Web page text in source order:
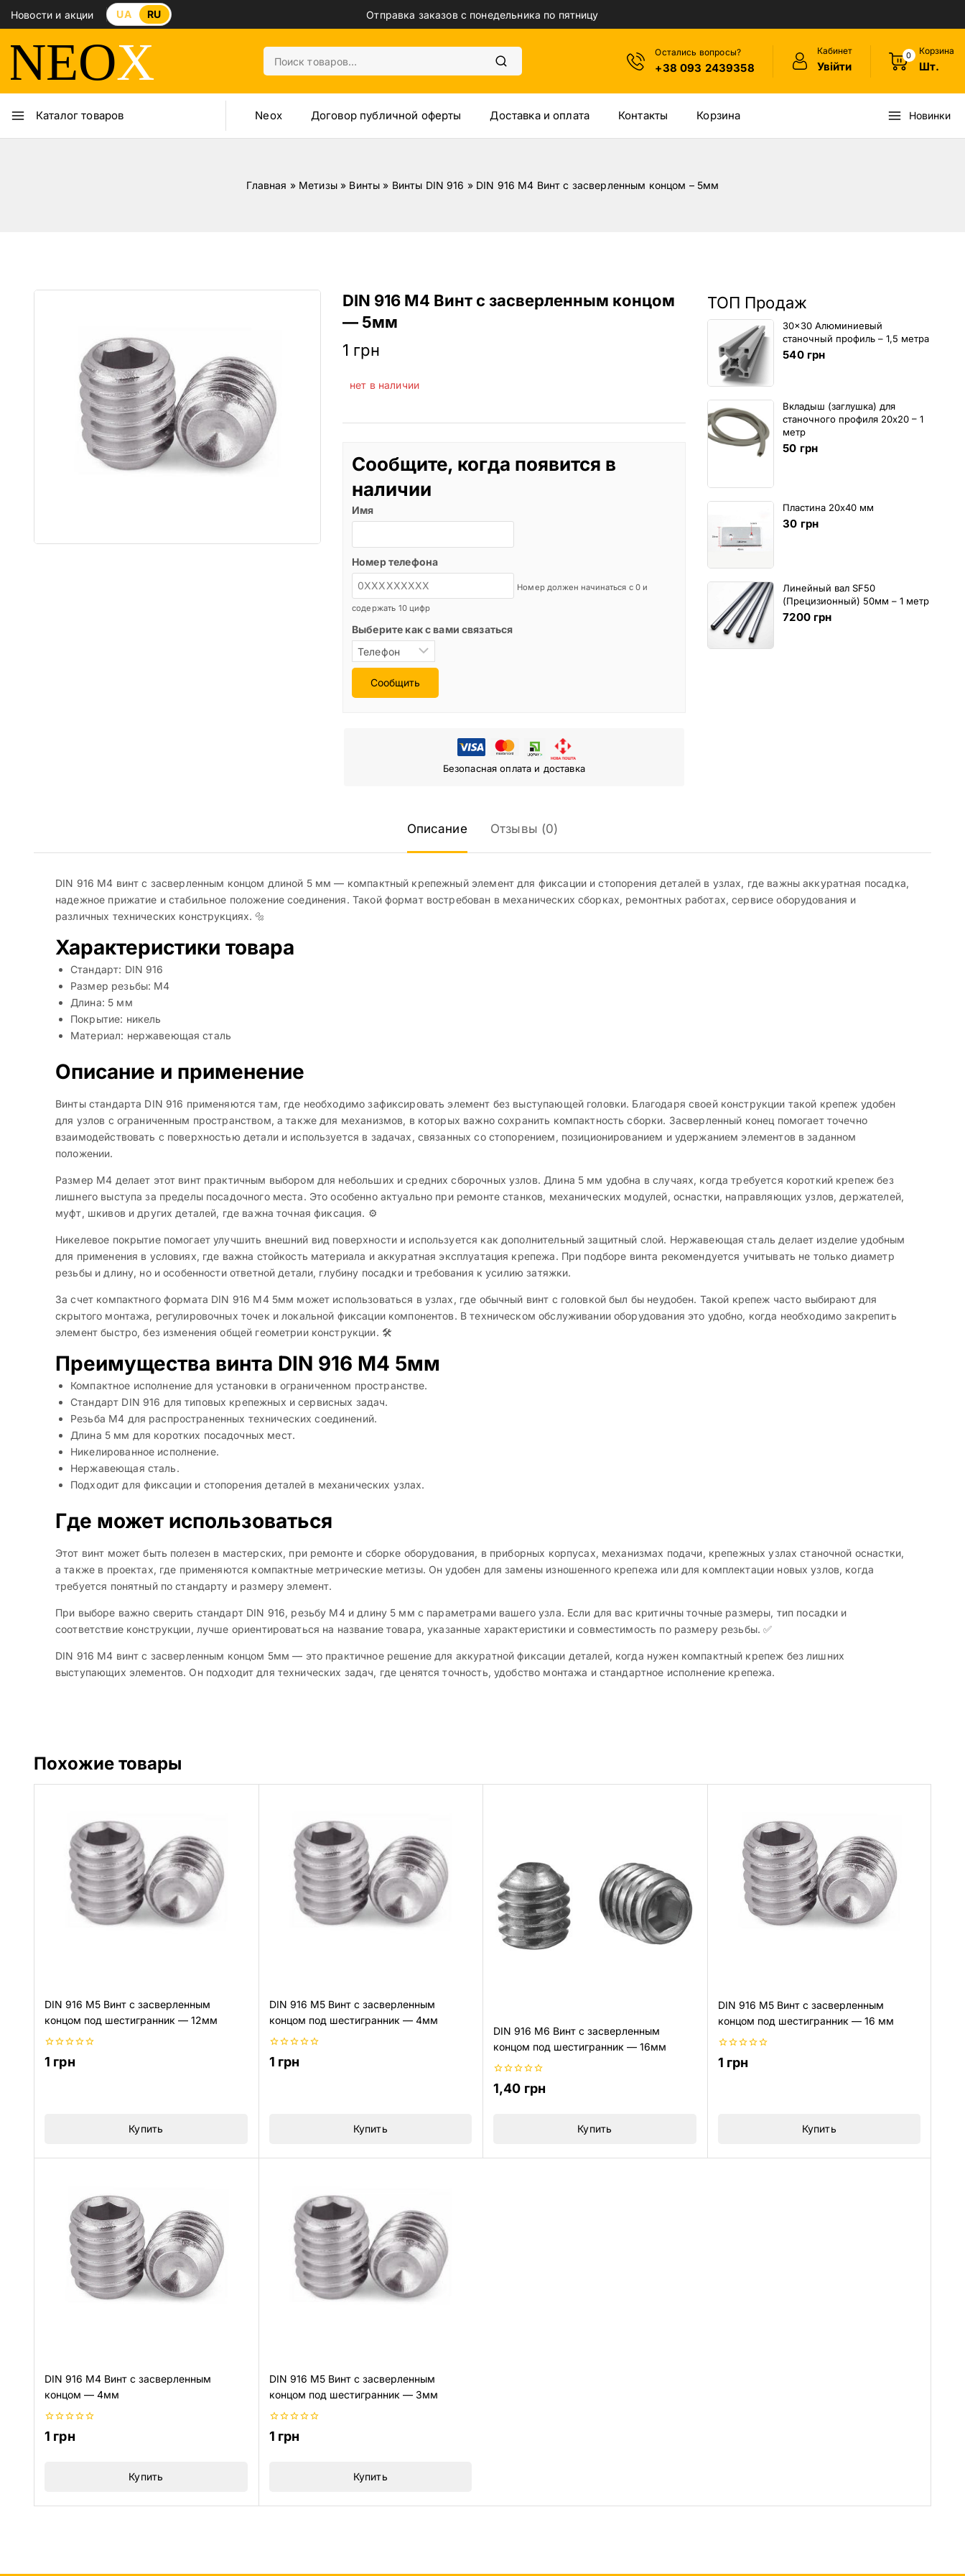
Новости и акции UA RU Отправка заказов с понедельника по пятницу
Остались вопросы?
+38 093 2439358
Кабинет
Увійти
0 Корзина
Шт.
Каталог товаров Neox Договор публичной оферты Доставка и оплата Контакты Корзина Новинки
Главная » Метизы» Винты » Винты DIN 916 » DIN 916 M4 Винт с засверленным концом – 5мм
ТОП Продаж
30x30 Алюминиевый
станочный профиль – 1,5 метра
540 грн
Вкладыш (заглушка) для
станочного профиля 20х20 – 1
метр
50 грн
Пластина 20х40 мм
30 грн
Линейный вал SF50
(Прецизионный) 50мм – 1 метр
7200 грн
DIN 916 M4 Винт с засверленным концом
— 5мм
1 грн
нет в наличии
Сообщите, когда появится в
наличии
Имя
Номер телефона
Номер должен начинаться с 0 и
содержать 10 цифр
Выберите как с вами связаться
Сообщить
Безопасная оплата и доставка
Описание Отзывы (0)
DIN 916 M4 винт с засверленным концом длиной 5 мм — компактный крепежный элемент для фиксации и стопорения деталей в узлах, где важны аккуратная посадка,
надежное прижатие и стабильное положение соединения. Такой формат востребован в механических сборках, ремонтных работах, сервисе оборудования и
различных технических конструкциях. 🔩
Характеристики товара
Стандарт: DIN 916
Размер резьбы: M4
Длина: 5 мм
Покрытие: никель
Материал: нержавеющая сталь
Описание и применение
Винты стандарта DIN 916 применяются там, где необходимо зафиксировать элемент без выступающей головки. Благодаря своей конструкции такой крепеж удобен
для узлов с ограниченным пространством, а также для механизмов, в которых важно сохранить компактность сборки. Засверленный конец помогает точечно
взаимодействовать с поверхностью детали и используется в задачах, связанных со стопорением, позиционированием и удержанием элементов в заданном
положении.
Размер M4 делает этот винт практичным выбором для небольших и средних сборочных узлов. Длина 5 мм удобна в случаях, когда требуется короткий крепеж без
лишнего выступа за пределы посадочного места. Это особенно актуально при ремонте станков, механических модулей, оснастки, направляющих узлов, держателей,
муфт, шкивов и других деталей, где важна точная фиксация. ⚙️
Никелевое покрытие помогает улучшить внешний вид поверхности и используется как дополнительный защитный слой. Нержавеющая сталь делает изделие удобным
для применения в условиях, где важна стойкость материала и аккуратная эксплуатация крепежа. При подборе винта рекомендуется учитывать не только диаметр
резьбы и длину, но и особенности ответной детали, глубину посадки и требования к усилию затяжки.
За счет компактного формата DIN 916 M4 5мм может использоваться в узлах, где обычный винт с головкой был бы неудобен. Такой крепеж часто выбирают для
скрытого монтажа, регулировочных точек и локальной фиксации компонентов. В техническом обслуживании оборудования это удобно, когда необходимо закрепить
элемент быстро, без изменения общей геометрии конструкции. 🛠️
Преимущества винта DIN 916 M4 5мм
Компактное исполнение для установки в ограниченном пространстве.
Стандарт DIN 916 для типовых крепежных и сервисных задач.
Резьба M4 для распространенных технических соединений.
Длина 5 мм для коротких посадочных мест.
Никелированное исполнение.
Нержавеющая сталь.
Подходит для фиксации и стопорения деталей в механических узлах.
Где может использоваться
Этот винт может быть полезен в мастерских, при ремонте и сборке оборудования, в приборных корпусах, механизмах подачи, крепежных узлах станочной оснастки,
а также в проектах, где применяются компактные метрические метизы. Он удобен для замены изношенного крепежа или для комплектации новых узлов, когда
требуется понятный по стандарту и размеру элемент.
При выборе важно сверить стандарт DIN 916, резьбу M4 и длину 5 мм с параметрами вашего узла. Если для вас критичны точные размеры, тип посадки и
соответствие конструкции, лучше ориентироваться на название товара, указанные характеристики и совместимость по размеру резьбы. ✅
DIN 916 M4 винт с засверленным концом 5мм — это практичное решение для аккуратной фиксации деталей, когда нужен компактный крепеж без лишних
выступающих элементов. Он подходит для технических задач, где ценятся точность, удобство монтажа и стандартное исполнение крепежа.
Похожие товары
DIN 916 M5 Винт с засверленным
концом под шестигранник — 12мм
0
из
1 грн
Купить
DIN 916 M5 Винт с засверленным
концом под шестигранник — 4мм
0
из
1 грн
Купить
DIN 916 M6 Винт с засверленным
концом под шестигранник — 16мм
0
из
1,40 грн
Купить
DIN 916 M5 Винт с засверленным
концом под шестигранник — 16 мм
0
из
1 грн
Купить
DIN 916 M4 Винт с засверленным
концом — 4мм
0
из
1 грн
Купить
DIN 916 M5 Винт с засверленным
концом под шестигранник — 3мм
0
из
1 грн
Купить